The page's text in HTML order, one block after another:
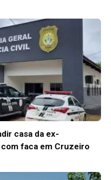
casa da ex-
faca em Cruzeiro